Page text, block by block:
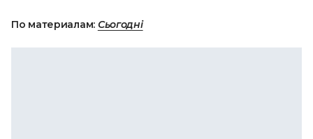
По материалам: Сьогодні